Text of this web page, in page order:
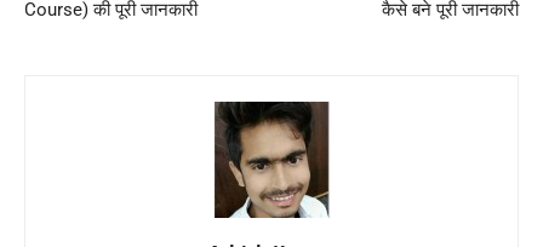
Course) की पूरी जानकारी
कैसे बने पूरी जानकारी